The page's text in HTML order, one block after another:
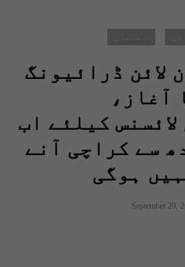
لائن ڈرائیونگ
آغاز،
کیلئے اب
سے کراچی آنے
ہوگی
September 29,